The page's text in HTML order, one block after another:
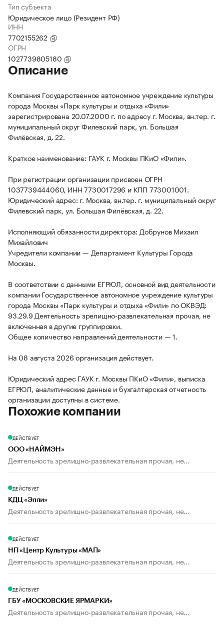
Тип субъекта
Юридическое лицо (Резидент РФ)
ИНН
7702155262
ОГРН
1027739805180
Описание
Компания Государственное автономное учреждение культуры
города Москвы «Парк культуры и отдыха «Фили»
зарегистрирована 20.07.2000 г. по адресу г. Москва, вн.тер. г.
муниципальный округ Филевский парк, ул. Большая
Филёвская, д. 22.
Краткое наименование: ГАУК г. Москвы ПКиО «Фили».
При регистрации организации присвоен ОГРН
1037739444060, ИНН 7730017296 и КПП 773001001.
Юридический адрес: г. Москва, вн.тер. г. муниципальный округ
Филевский парк, ул. Большая Филёвская, д. 22.
Исполняющий обязанности директора: Добрунов Михаил
Михайлович
Учредители компании — Департамент Культуры Города
Москвы.
В соответствии с данными ЕГРЮЛ, основной вид деятельности
компании Государственное автономное учреждение культуры
города Москвы «Парк культуры и отдыха «Фили» по ОКВЭД:
93.29.9 Деятельность зрелищно-развлекательная прочая, не
включенная в другие группировки.
Общее количество направлений деятельности — 1.
На 08 августа 2026 организация действует.
Юридический адрес ГАУК г. Москвы ПКиО «Фили», выписка
ЕГРЮЛ, аналитические данные и бухгалтерская отчетность
организации доступны в системе.
Похожие компании
ДЕЙСТВУЕТ
ООО «НАЙМЭН»
Деятельность зрелищно-развлекательная прочая, не...
ДЕЙСТВУЕТ
КДЦ «Элли»
Деятельность зрелищно-развлекательная прочая, не...
ДЕЙСТВУЕТ
НП «Центр Культуры «МАП»
Деятельность зрелищно-развлекательная прочая, не...
ДЕЙСТВУЕТ
ГБУ «МОСКОВСКИЕ ЯРМАРКИ»
Деятельность зрелищно-развлекательная прочая, не...